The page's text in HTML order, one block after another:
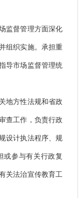
监督管理方面深化
组织实施。承担重
导市场监督管理统
地方性法规和省政
查工作，负责行政
设计执法程序、规
或参与有关行政复
关法治宣传教育工